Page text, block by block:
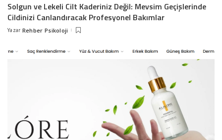
Solgun ve Lekeli Cilt Kaderiniz Değil: Mevsim Geçişlerinde
Cildinizi Canlandıracak Profesyonel Bakımlar
Posted
Yazar Rehber Psikoloji